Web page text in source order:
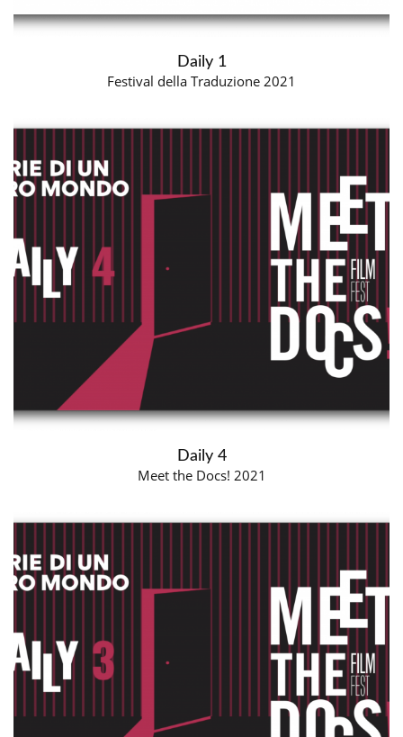
Daily 1
Festival della Traduzione 2021
Daily 4
Meet the Docs! 2021